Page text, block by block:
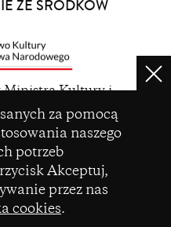
za pomocą
naszego
potrzeb
Akceptuj,
przez nas
cookies.
ZE ŚRODKÓW
Ministra Kultury i
z Funduszu
funduszu celowego